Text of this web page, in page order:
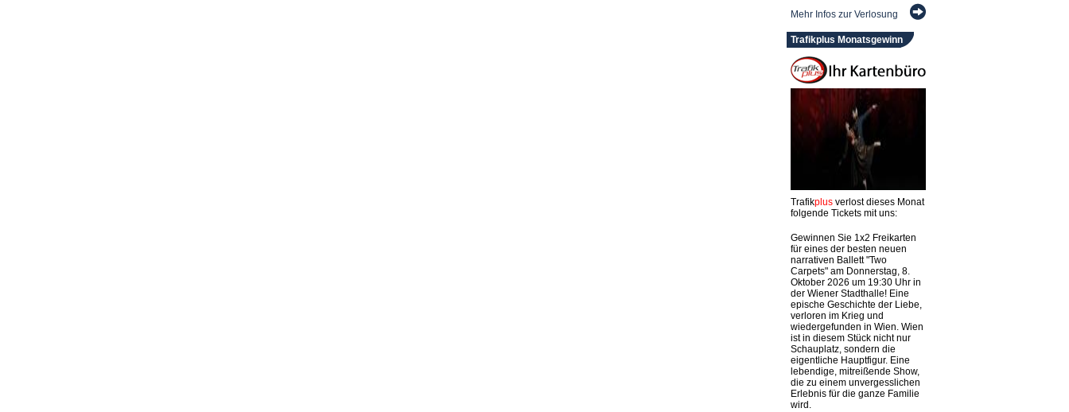
Mehr Infos zur Verlosung
Trafikplus Monatsgewinn
Trafikplusverlost dieses Monat
folgende Tickets mit uns:
Gewinnen Sie 1x2 Freikarten
für eines der besten neuen
narrativen Ballett "Two
Carpets" am Donnerstag, 8.
Oktober 2026 um 19:30 Uhr in
der Wiener Stadthalle! Eine
epische Geschichte der Liebe,
verloren im Krieg und
wiedergefunden in Wien. Wien
ist in diesem Stück nicht nur
Schauplatz, sondern die
eigentliche Hauptfigur. Eine
lebendige, mitreißende Show,
die zu einem unvergesslichen
Erlebnis für die ganze Familie
wird.